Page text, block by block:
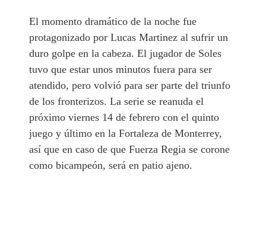
El momento dramático de la noche fue
protagonizado por Lucas Martinez al sufrir un
duro golpe en la cabeza. El jugador de Soles
tuvo que estar unos minutos fuera para ser
atendido, pero volvió para ser parte del triunfo
de los fronterizos. La serie se reanuda el
próximo viernes 14 de febrero con el quinto
juego y último en la Fortaleza de Monterrey,
así que en caso de que Fuerza Regia se corone
como bicampeón, será en patio ajeno.